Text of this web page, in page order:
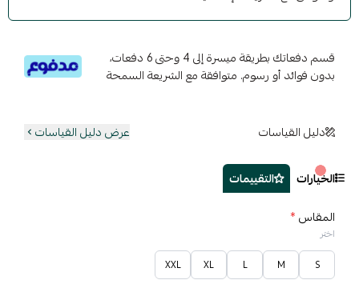
قسم دفعاتك بطريقة ميسرة إلى 4 وحتى 6 دفعات،
بدون فوائد أو رسوم. متوافقة مع الشريعة السمحة
دليل القياسات عرض دليل القياسات
الخيارات
التقييمات
المقاس*
اختر
S
M
L
XL
XXL